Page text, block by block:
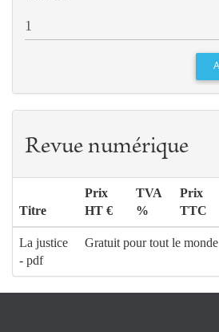
Revue numérique
Titre
Prix
HT €
TVA
%
Prix
TTC
La justice
- pdf
Gratuit pour tout le monde